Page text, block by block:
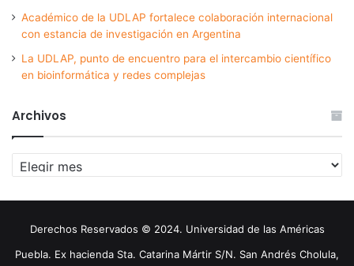
Académico de la UDLAP fortalece colaboración internacional
con estancia de investigación en Argentina
La UDLAP, punto de encuentro para el intercambio científico
en bioinformática y redes complejas
Archivos
Archivos
Derechos Reservados © 2024. Universidad de las Américas
Puebla. Ex hacienda Sta. Catarina Mártir S/N. San Andrés Cholula,